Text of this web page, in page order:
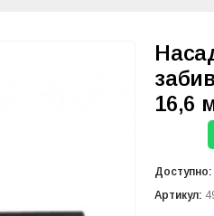
16,6
Доступно:
Артикул: